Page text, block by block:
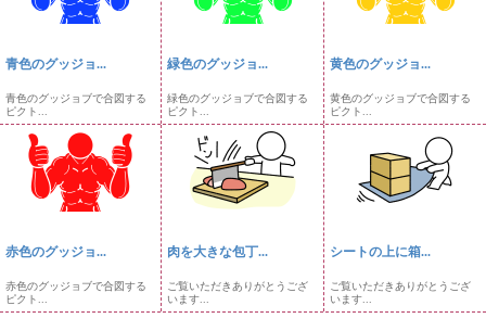
青色のグッジョ...
青色のグッジョブで合図する
ピクト...
緑色のグッジョ...
緑色のグッジョブで合図する
ピクト...
黄色のグッジョ...
黄色のグッジョブで合図する
ピクト...
赤色のグッジョ...
赤色のグッジョブで合図する
ピクト...
肉を大きな包丁...
ご覧いただきありがとうござ
います...
シートの上に箱...
ご覧いただきありがとうござ
います...